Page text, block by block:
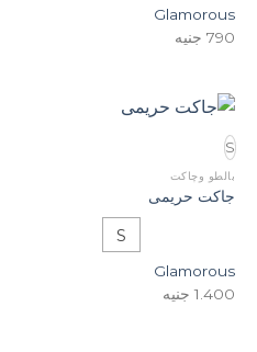
Glamorous
790 جنيه
S
بالطو وچاكت
جاكت حريمى
S
Glamorous
1.400 جنيه